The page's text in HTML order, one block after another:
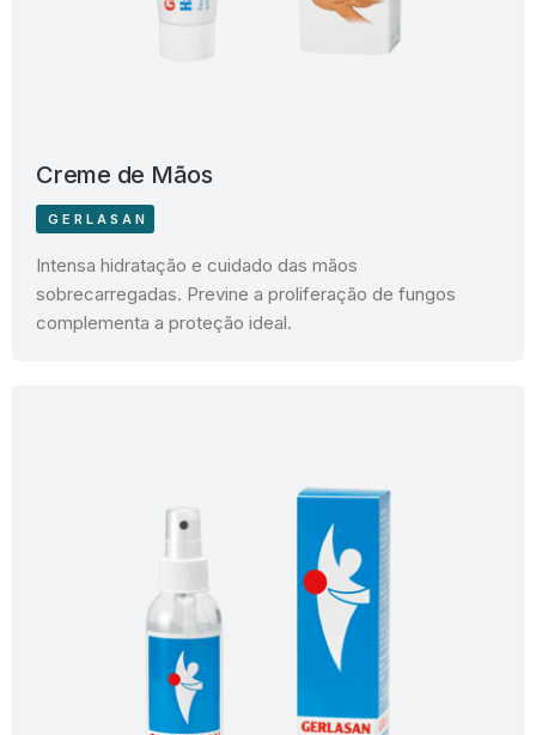
Creme de Mãos
GERLASAN
Intensa hidratação e cuidado das mãos
sobrecarregadas. Previne a proliferação de fungos
complementa a proteção ideal.